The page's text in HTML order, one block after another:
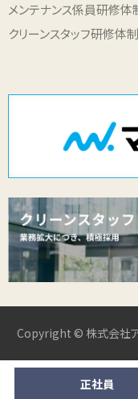
メンテナンス係員研修体
クリーンスタッフ研修体制
Copyright © 株式会社
正社員